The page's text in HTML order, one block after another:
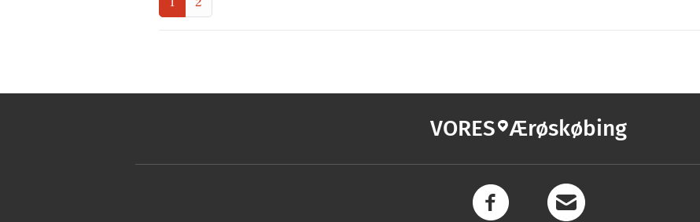
VORES Ærøskøbing